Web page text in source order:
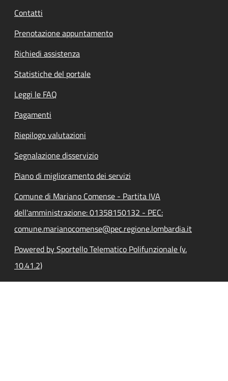
Contatti
Prenotazione appuntamento
Richiedi assistenza
Statistiche del portale
Leggi le FAQ
Pagamenti
Riepilogo valutazioni
Segnalazione disservizio
Piano di miglioramento dei servizi
Comune di Mariano Comense - Partita IVA
dell'amministrazione: 01358150132 - PEC:
comune.marianocomense@pec.regione.lombardia.it
Powered by Sportello Telematico Polifunzionale (v.
10.41.2)